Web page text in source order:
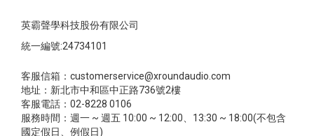
英霸聲學科技股份有限公司
統一編號:24734101
客服信箱：customerservice@xroundaudio.com
地址：新北市中和區中正路736號2樓
客服電話：02-8228 0106
服務時間：週一 ~ 週五 10:00 ~ 12:00、13:30 ~ 18:00(不包含
國定假日、例假日)